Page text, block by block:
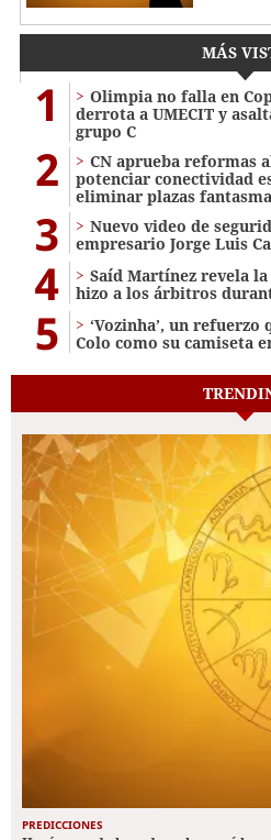
MÁS
1
Olimpia no falla en
derrota a UMECIT y
grupo C
2
CN aprueba reformas
potenciar conectividad
eliminar plazas
3
Nuevo video de
empresario Jorge Luis
4
Saíd Martínez revela
hizo a los árbitros
5
‘Vozinha’, un refuerzo
Colo como su camiseta
PREDICCIONES